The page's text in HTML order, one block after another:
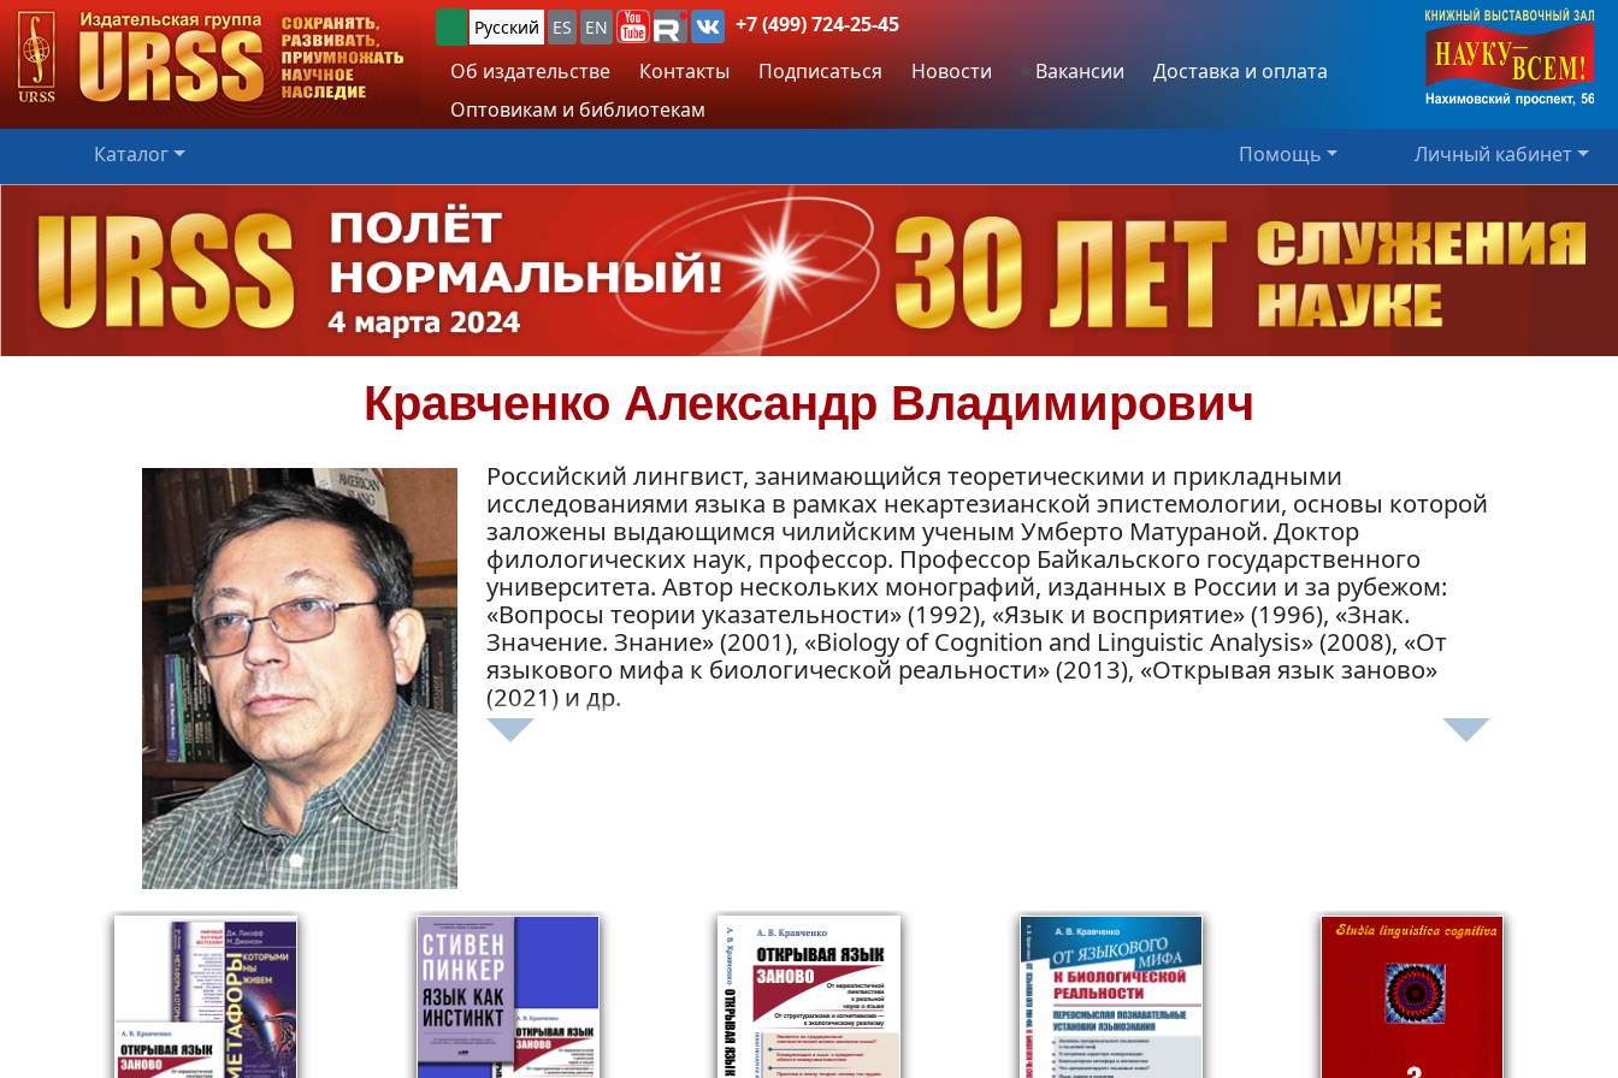
Русский ES EN
+7 (499) 724-25-45
Об издательстве
Контакты Подписаться Новости Вакансии
Доставка и оплата
Оптовикам и библиотекам
Каталог
Помощь Личный кабинет
Кравченко Александр Владимирович
Российский лингвист, занимающийся теоретическими и прикладными
исследованиями языка в рамках некартезианской эпистемологии, основы которой
заложены выдающимся чилийским ученым Умберто Матураной. Доктор
филологических наук, профессор. Профессор Байкальского государственного
университета. Автор нескольких монографий, изданных в России и за рубежом:
«Вопросы теории указательности» (1992), «Язык и восприятие» (1996), «Знак.
Значение. Знание» (2001), «Biology of Cognition and Linguistic Analysis» (2008), «От
языкового мифа к биологической реальности» (2013), «Открывая язык заново»
(2021) и др.